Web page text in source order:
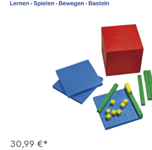
30,99 €*